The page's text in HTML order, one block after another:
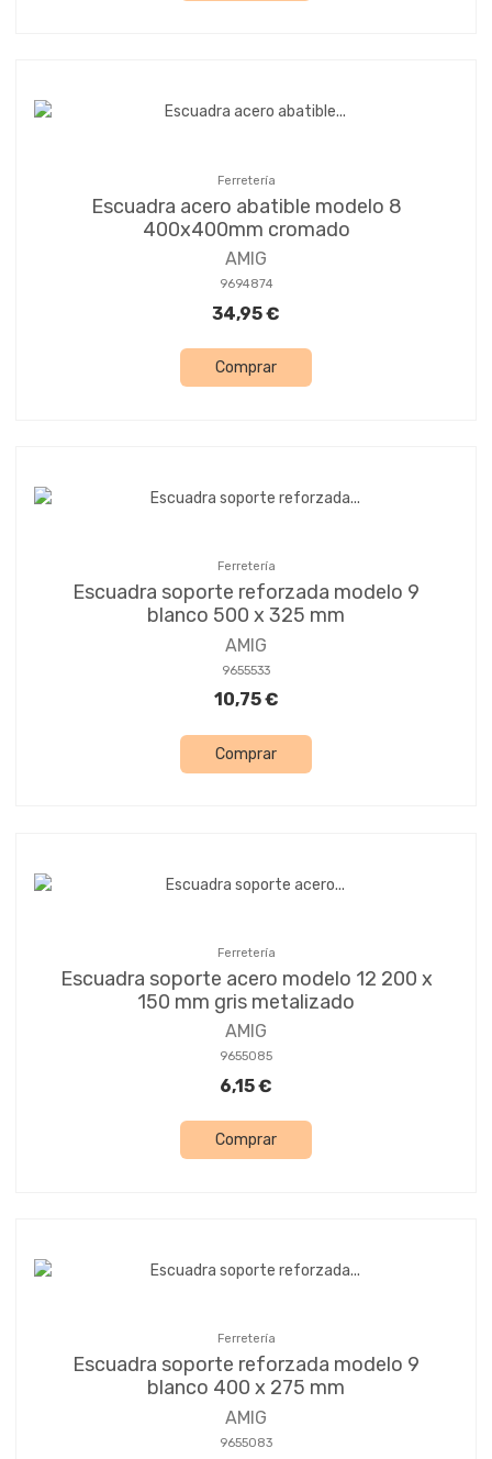
Ferretería
Escuadra acero abatible modelo 8
400x400mm cromado
AMIG
9694874
34,95 €
Comprar
Ferretería
Escuadra soporte reforzada modelo 9
blanco 500 x 325 mm
AMIG
9655533
10,75 €
Comprar
Ferretería
Escuadra soporte acero modelo 12 200 x
150 mm gris metalizado
AMIG
9655085
6,15 €
Comprar
Ferretería
Escuadra soporte reforzada modelo 9
blanco 400 x 275 mm
AMIG
9655083